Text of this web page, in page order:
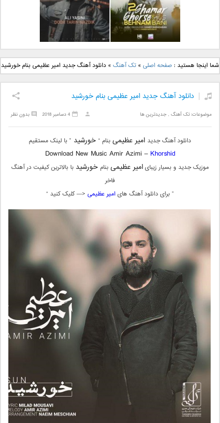
دانلود آهنگ جدید بهنام
بانی بنام قرص قمر 2
دانلود آهنگ جدید علی
یاسینی بنام دورترین نزدیک
شما اینجا هستید :صفحه اصلی »تک آهنگ »دانلود آهنگ جدید امیر عظیمی بنام خورشید
دانلود آهنگ جدید امیر عظیمی بنام خورشید
موضوعات:تک آهنگ ,جدیدترین ها بدون نظر 4 دسامبر 2018
دانلود آهنگ جدید امیر عظیمیبنام “ خورشید ” با لینک مستقیم
Download New Music Amir Azimi – Khorshid
موزیک جدید و بسیار زیبایامیر عظیمیبنام خورشید با بالاترین کیفیت در آهنگ
فاخر
” برای دانلود آهنگ هایامیر عظیمی <— کلیک کنید “